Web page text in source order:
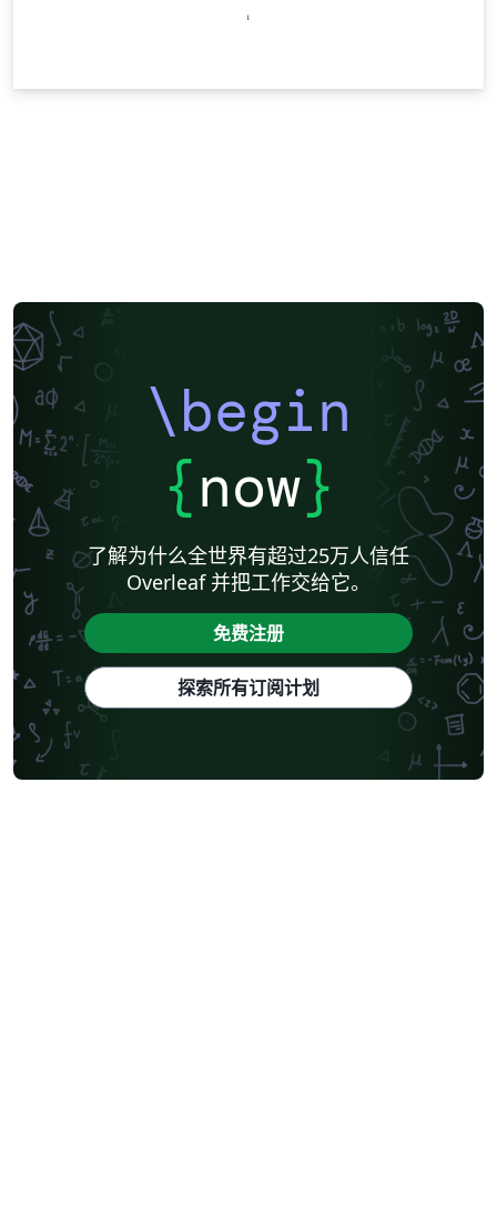
\begin
{now}
了解为什么全世界有超过25万人信任
Overleaf 并把工作交给它。
免费注册
探索所有订阅计划